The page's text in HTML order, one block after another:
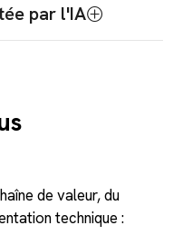
et des
métier
Salesforce,
par l'IA
globale
de rapidité sur
sur les
de valeur, du
technique :